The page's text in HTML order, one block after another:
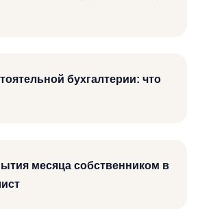
бухгалтерии: что
месяца собственником в